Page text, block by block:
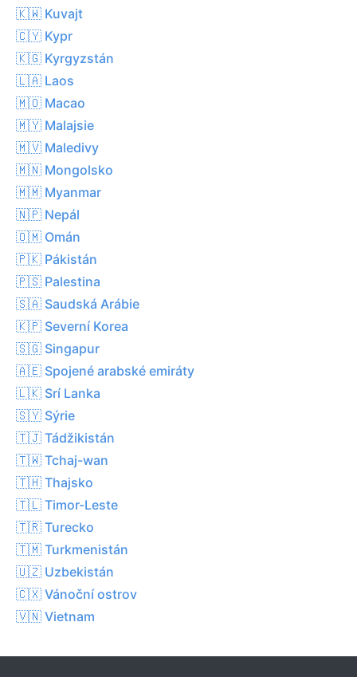
🇰🇼 Kuvajt
🇨🇾 Kypr
🇰🇬 Kyrgyzstán
🇱🇦 Laos
🇲🇴 Macao
🇲🇾 Malajsie
🇲🇻 Maledivy
🇲🇳 Mongolsko
🇲🇲 Myanmar
🇳🇵 Nepál
🇴🇲 Omán
🇵🇰 Pákistán
🇵🇸 Palestina
🇸🇦 Saudská Arábie
🇰🇵 Severní Korea
🇸🇬 Singapur
🇦🇪 Spojené arabské emiráty
🇱🇰 Srí Lanka
🇸🇾 Sýrie
🇹🇯 Tádžikistán
🇹🇼 Tchaj-wan
🇹🇭 Thajsko
🇹🇱 Timor-Leste
🇹🇷 Turecko
🇹🇲 Turkmenistán
🇺🇿 Uzbekistán
🇨🇽 Vánoční ostrov
🇻🇳 Vietnam